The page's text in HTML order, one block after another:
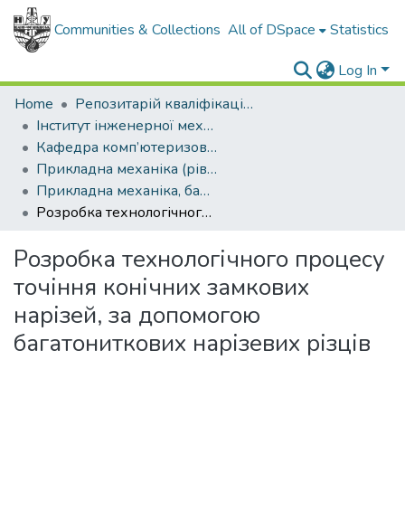
Communities & Collections All of DSpace Statistics
Log In
Home
Репозитарій кваліфікаційних робіт здобувачів вищої освіти
Інститут інженерної механіки і робототехніки
Кафедра комп’ютеризованого машинобудування
Прикладна механіка (рівень бакалавр)
Прикладна механіка, бакалавр, 2022
Розробка технологічного процесу точіння конічних замкових нарізей, за допомогою багатониткових нарізевих різців
Розробка технологічного процесу
точіння конічних замкових
нарізей, за допомогою
багатониткових нарізевих різців